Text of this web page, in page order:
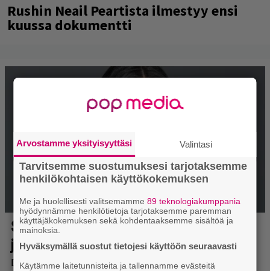
Rushin Neail Peartista ilmestyy ensi
kuussa dokumentti
Arvostamme yksityisyyttäsi Valintasi
Tarvitsemme suostumuksesi tarjotaksemme
henkilökohtaisen käyttökokemuksen
Me ja huolellisesti valitsemamme89 teknologiakumppania
hyödynnämme henkilötietoja tarjotaksemme paremman
käyttäjäkokemuksen sekä kohdentaaksemme sisältöä ja
mainoksia.
Hyväksymällä suostut tietojesi käyttöön seuraavasti
Käytämme laitetunnisteita ja tallennamme evästeitä